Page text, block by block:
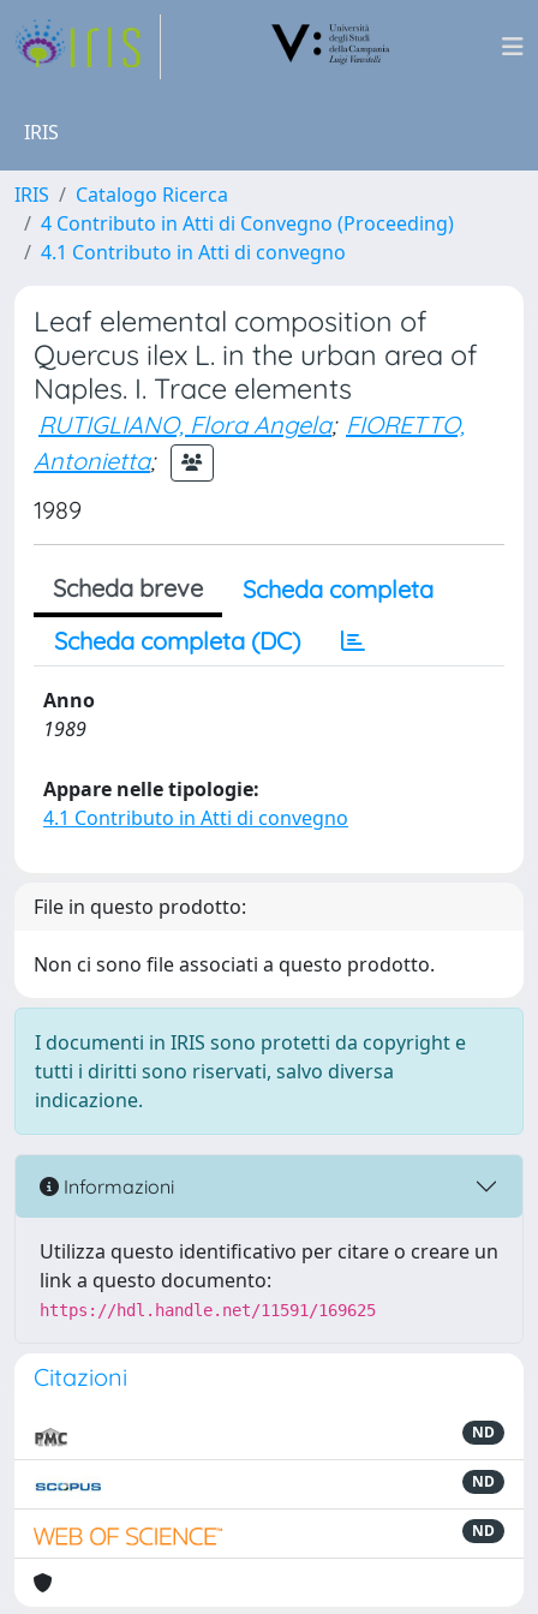
IRIS
IRIS
Catalogo Ricerca
4 Contributo in Atti di Convegno (Proceeding)
4.1 Contributo in Atti di convegno
Leaf elemental composition of
Quercus ilex L. in the urban area of
Naples. I. Trace elements
RUTIGLIANO, Flora Angela; FIORETTO,
Antonietta;
1989
Scheda breve
Scheda completa
Scheda completa (DC)
Anno
1989
Appare nelle tipologie:
4.1 Contributo in Atti di convegno
File in questo prodotto:
Non ci sono file associati a questo prodotto.
I documenti in IRIS sono protetti da copyright e
tutti i diritti sono riservati, salvo diversa
indicazione.
Informazioni
Utilizza questo identificativo per citare o creare un
link a questo documento:
https://hdl.handle.net/11591/169625
Citazioni
ND
ND
ND